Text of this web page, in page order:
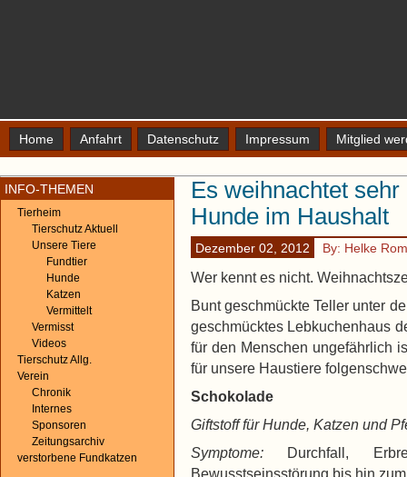
Home Anfahrt Datenschutz Impressum Mitglied
Es weihnachtet
Hunde im Haushalt
Dezember 02, 2012 By: Helke
Wer kennt es nicht.
Bunt geschmückte Teller unter
geschmücktes Lebkuchenhaus
für den Menschen ungefährlich
für unsere Haustiere
Schokolade
Giftstoff für Hunde, Katzen und
Symptome: Durchfall,
Bewusstseinsstörung bis hin
INFO-THEMEN
Tierheim
Tierschutz Aktuell
Unsere Tiere
Fundtier
Hunde
Katzen
Vermittelt
Vermisst
Videos
Tierschutz Allg.
Verein
Chronik
Internes
Sponsoren
Zeitungsarchiv
verstorbene Fundkatzen